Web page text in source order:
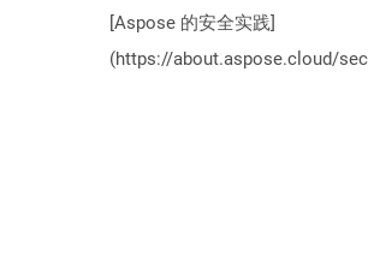
[Aspose 的安全实践]
(https://about.aspose.cloud/